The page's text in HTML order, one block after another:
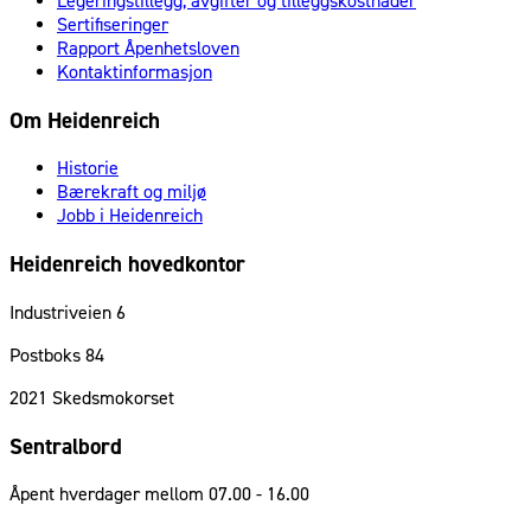
Sertifiseringer
Rapport Åpenhetsloven
Kontaktinformasjon
Om Heidenreich
Historie
Bærekraft og miljø
Jobb i Heidenreich
Heidenreich hovedkontor
Industriveien 6
Postboks 84
2021 Skedsmokorset
Sentralbord
Åpent hverdager mellom 07.00 - 16.00